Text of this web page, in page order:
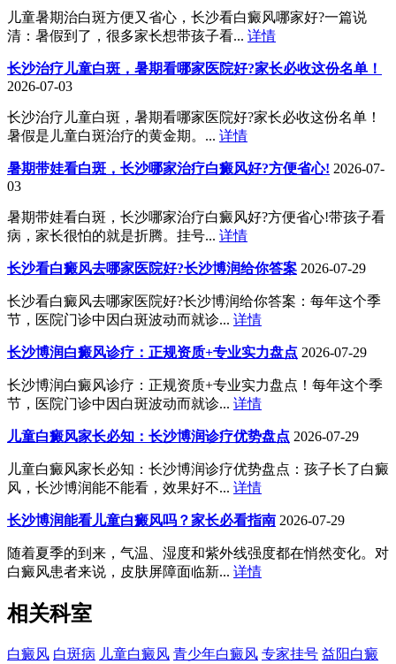
儿童暑期治白斑方便又省心，长沙看白癜风哪家好?一篇说
清：暑假到了，很多家长想带孩子看... 详情
长沙治疗儿童白斑，暑期看哪家医院好?家长必收这份名单！
2026-07-03
长沙治疗儿童白斑，暑期看哪家医院好?家长必收这份名单！
暑假是儿童白斑治疗的黄金期。... 详情
暑期带娃看白斑，长沙哪家治疗白癜风好?方便省心! 2026-07-
03
暑期带娃看白斑，长沙哪家治疗白癜风好?方便省心!带孩子看
病，家长很怕的就是折腾。挂号... 详情
长沙看白癜风去哪家医院好?长沙博润给你答案 2026-07-29
长沙看白癜风去哪家医院好?长沙博润给你答案：每年这个季
节，医院门诊中因白斑波动而就诊... 详情
长沙博润白癜风诊疗：正规资质+专业实力盘点 2026-07-29
长沙博润白癜风诊疗：正规资质+专业实力盘点！每年这个季
节，医院门诊中因白斑波动而就诊... 详情
儿童白癜风家长必知：长沙博润诊疗优势盘点 2026-07-29
儿童白癜风家长必知：长沙博润诊疗优势盘点：孩子长了白癜
风，长沙博润能不能看，效果好不... 详情
长沙博润能看儿童白癜风吗？家长必看指南 2026-07-29
随着夏季的到来，气温、湿度和紫外线强度都在悄然变化。对
白癜风患者来说，皮肤屏障面临新... 详情
相关科室
白癜风 白斑病 儿童白癜风 青少年白癜风 专家挂号 益阳白癜